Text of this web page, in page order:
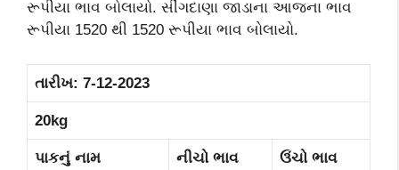
રૂપીયા ભાવ બોલાયો. સીંગદાણા જાડાના આજના ભાવ
રૂપીયા 1520 થી 1520 રૂપીયા ભાવ બોલાયો.
તારીખ: 7-12-2023
20kg
પાકનું નામ નીચો ભાવ ઉંચો ભાવ